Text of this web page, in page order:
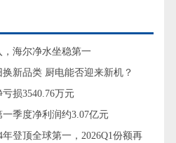
，海尔净水坐稳第一
新品类 厨电能否迎来新机？
损3540.76万元
一季度净利润约3.07亿元
登顶全球第一，2026Q1份额再